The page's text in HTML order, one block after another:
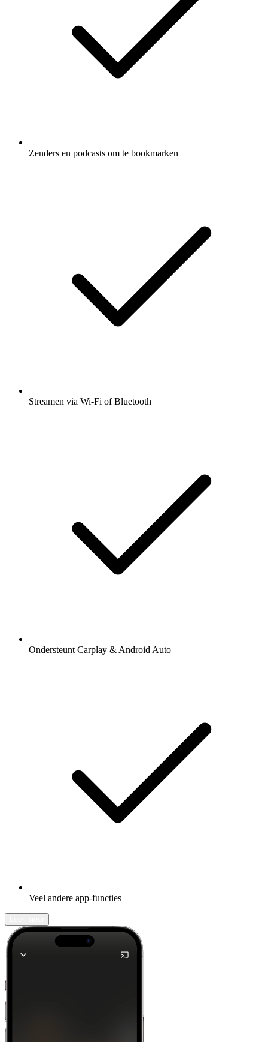
Zenders en podcasts om te bookmarken
Streamen via Wi-Fi of Bluetooth
Ondersteunt Carplay & Android Auto
Veel andere app-functies